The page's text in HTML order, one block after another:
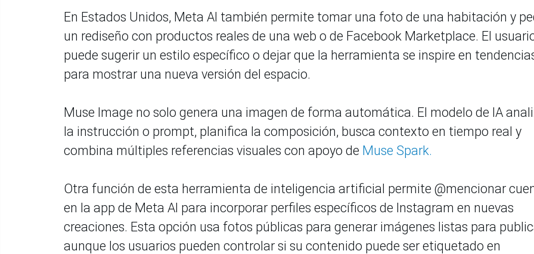
En Estados Unidos, Meta AI también permite tomar una foto de una habitación y
un rediseño con productos reales de una web o de Facebook Marketplace. El
puede sugerir un estilo específico o dejar que la herramienta se inspire en
para mostrar una nueva versión del espacio.
Muse Image no solo genera una imagen de forma automática. El modelo de IA
la instrucción o prompt, planifica la composición, busca contexto en tiempo real y
combina múltiples referencias visuales con apoyo de Muse Spark.
Otra función de esta herramienta de inteligencia artificial permite @mencionar
en la app de Meta AI para incorporar perfiles específicos de Instagram en nuevas
creaciones. Esta opción usa fotos públicas para generar imágenes listas para
aunque los usuarios pueden controlar si su contenido puede ser etiquetado en